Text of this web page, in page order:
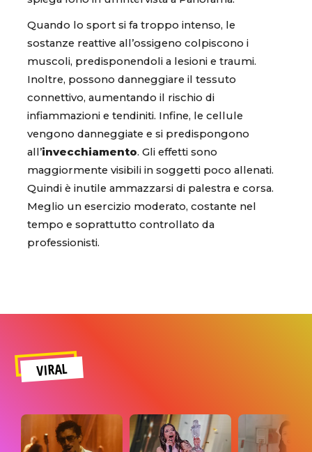
Quando lo sport si fa troppo intenso, le
sostanze reattive all’ossigeno colpiscono i
muscoli, predisponendoli a lesioni e traumi.
Inoltre, possono danneggiare il tessuto
connettivo, aumentando il rischio di
infiammazioni e tendiniti. Infine, le cellule
vengono danneggiate e si predispongono
all’invecchiamento. Gli effetti sono
maggiormente visibili in soggetti poco allenati.
Quindi è inutile ammazzarsi di palestra e corsa.
Meglio un esercizio moderato, costante nel
tempo e soprattutto controllato da
professionisti.
VIRAL